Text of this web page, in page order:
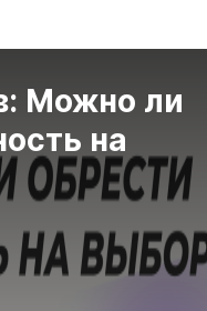
Можно ли
на